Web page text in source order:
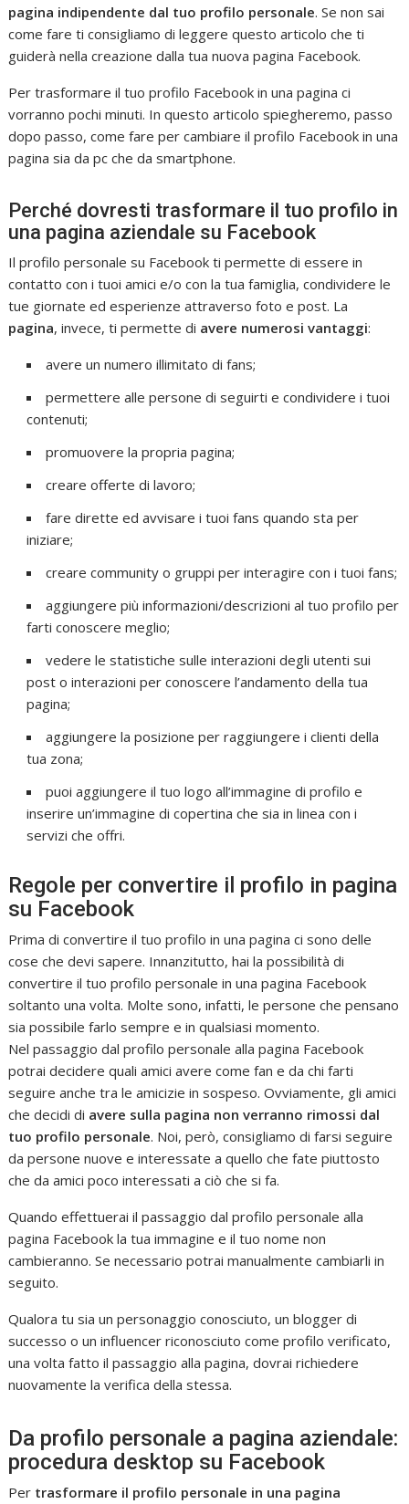
pagina indipendente dal tuo profilo personale. Se non sai
come fare ti consigliamo di leggere questo articolo che ti
guiderà nella creazione dalla tua nuova pagina Facebook.
Per trasformare il tuo profilo Facebook in una pagina ci
vorranno pochi minuti. In questo articolo spiegheremo, passo
dopo passo, come fare per cambiare il profilo Facebook in una
pagina sia da pc che da smartphone.
Perché dovresti trasformare il tuo profilo in
una pagina aziendale su Facebook
Il profilo personale su Facebook ti permette di essere in
contatto con i tuoi amici e/o con la tua famiglia, condividere le
tue giornate ed esperienze attraverso foto e post. La
pagina, invece, ti permette di avere numerosi vantaggi:
avere un numero illimitato di fans;
permettere alle persone di seguirti e condividere i tuoi
contenuti;
promuovere la propria pagina;
creare offerte di lavoro;
fare dirette ed avvisare i tuoi fans quando sta per
iniziare;
creare community o gruppi per interagire con i tuoi fans;
aggiungere più informazioni/descrizioni al tuo profilo per
farti conoscere meglio;
vedere le statistiche sulle interazioni degli utenti sui
post o interazioni per conoscere l’andamento della tua
pagina;
aggiungere la posizione per raggiungere i clienti della
tua zona;
puoi aggiungere il tuo logo all’immagine di profilo e
inserire un’immagine di copertina che sia in linea con i
servizi che offri.
Regole per convertire il profilo in pagina
su Facebook
Prima di convertire il tuo profilo in una pagina ci sono delle
cose che devi sapere. Innanzitutto, hai la possibilità di
convertire il tuo profilo personale in una pagina Facebook
soltanto una volta. Molte sono, infatti, le persone che pensano
sia possibile farlo sempre e in qualsiasi momento.
Nel passaggio dal profilo personale alla pagina Facebook
potrai decidere quali amici avere come fan e da chi farti
seguire anche tra le amicizie in sospeso. Ovviamente, gli amici
che decidi di avere sulla pagina non verranno rimossi dal
tuo profilo personale. Noi, però, consigliamo di farsi seguire
da persone nuove e interessate a quello che fate piuttosto
che da amici poco interessati a ciò che si fa.
Quando effettuerai il passaggio dal profilo personale alla
pagina Facebook la tua immagine e il tuo nome non
cambieranno. Se necessario potrai manualmente cambiarli in
seguito.
Qualora tu sia un personaggio conosciuto, un blogger di
successo o un influencer riconosciuto come profilo verificato,
una volta fatto il passaggio alla pagina, dovrai richiedere
nuovamente la verifica della stessa.
Da profilo personale a pagina aziendale:
procedura desktop su Facebook
Per trasformare il profilo personale in una pagina